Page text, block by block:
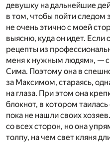
девушку на дальнейшие
в том, чтобы пойти следом
не очень этично с моей
выясню, куда он идет. Если
рецепты из
меня к нужным людям», —
Сима. Поэтому она в
за Максимом, стараясь,
на глаза. При этом она
блокнот, в котором
пока не нашли своих
со всех сторон, но она
толпу, на чем свет кляня